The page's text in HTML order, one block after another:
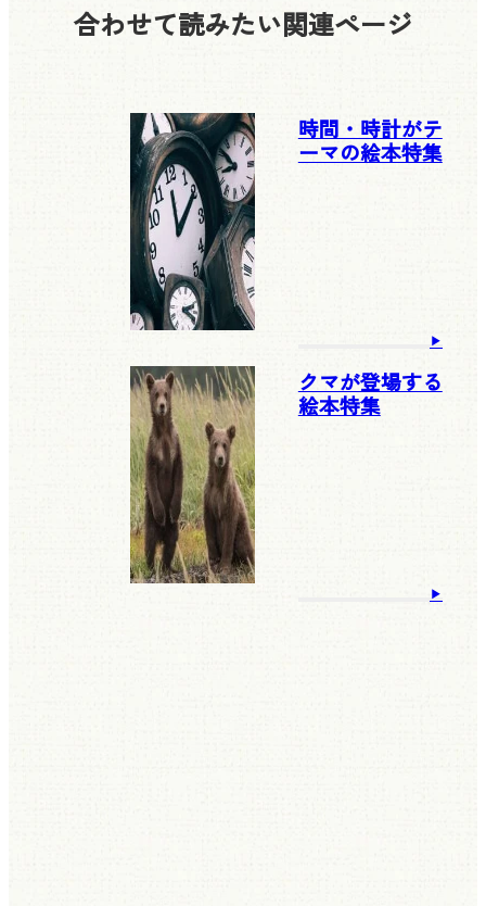
合わせて読みたい関連ページ
時間・時計がテ
ーマの絵本特集
クマが登場する
絵本特集